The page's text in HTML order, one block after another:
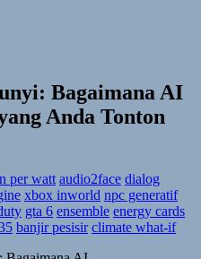
Bagaimana AI
Anda Tonton
per watt audio2face dialog
xbox inworld npc generatif
gta 6 ensemble energy cards
banjir pesisir climate what-if